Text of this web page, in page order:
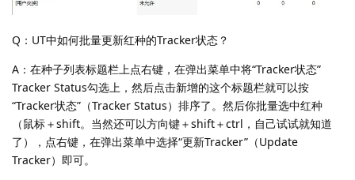
Q：UT中如何批量更新红种的Tracker状态？
A：在种子列表标题栏上点右键，在弹出菜单中将“Tracker状态”
Tracker Status勾选上，然后点击新增的这个标题栏就可以按
“Tracker状态”（Tracker Status）排序了。然后你批量选中红种
（鼠标＋shift。当然还可以方向键＋shift＋ctrl，自己试试就知道
了），点右键，在弹出菜单中选择“更新Tracker”（Update
Tracker）即可。